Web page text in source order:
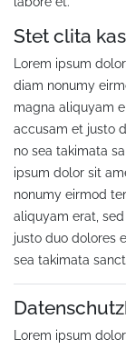
Stet clita
Lorem ipsum
diam nonumy
magna aliquyam
accusam et justo
no sea takimata
ipsum dolor sit
nonumy eirmod
aliquyam erat,
justo duo dolores
sea takimata
Lorem ipsum